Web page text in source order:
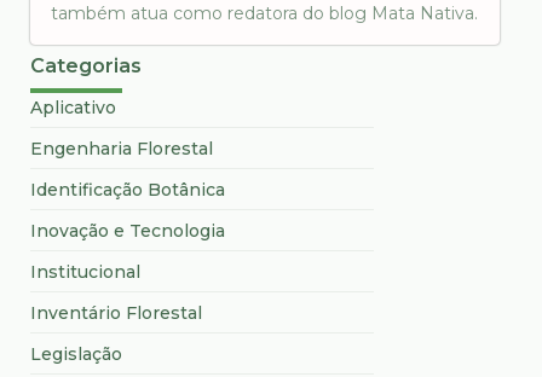
também atua como redatora do blog Mata Nativa.
Categorias
Aplicativo
Engenharia Florestal
Identificação Botânica
Inovação e Tecnologia
Institucional
Inventário Florestal
Legislação